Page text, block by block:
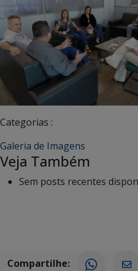
Categorias :
Galeria de Imagens
Veja Também
Sem posts recentes
Compartilhe: